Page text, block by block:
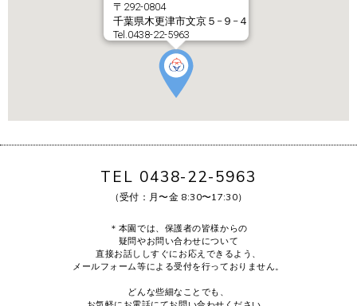
〒292-0804
千葉県木更津市文京５−９−４
Tel.0438-22-5963
TEL 0438-22-5963
（受付：月〜金 8:30〜17:30）
＊本園では、保護者の皆様からの
疑問やお問い合わせについて
直接お話ししすぐにお応えできるよう、
メールフォーム等による受付を行っておりません。
どんな些細なことでも、